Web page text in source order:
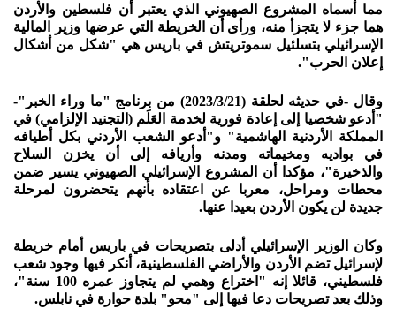
مما أسماه المشروع الصهيوني الذي يعتبر أن فلسطين والأردن
هما جزء لا يتجزأ منه، ورأى أن الخريطة التي عرضها وزير المالية
الإسرائيلي بتسلئيل سموتريتش في باريس هي "شكل من أشكال
إعلان الحرب".
وقال -في حديثه لحلقة (2023/3/21) من برنامج "ما وراء الخبر"-
"أدعو شخصيا إلى إعادة فورية لخدمة العَلَم (التجنيد الإلزامي) في
المملكة الأردنية الهاشمية" و"أدعو الشعب الأردني بكل أطيافه
في بواديه ومخيماته ومدنه وأريافه إلى أن يخزن السلاح
والذخيرة"، مؤكدا أن المشروع الإسرائيلي الصهيوني يسير ضمن
محطات ومراحل، معربا عن اعتقاده بأنهم يتحضرون لمرحلة
جديدة لن يكون الأردن بعيدا عنها.
وكان الوزير الإسرائيلي أدلى بتصريحات في باريس أمام خريطة
لإسرائيل تضم الأردن والأراضي الفلسطينية، أنكر فيها وجود شعب
فلسطيني، قائلا إنه "اختراع وهمي لم يتجاوز عمره 100 سنة"،
وذلك بعد تصريحات دعا فيها إلى "محو" بلدة حوارة في نابلس.